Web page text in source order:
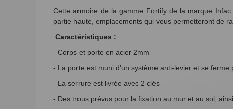
Cette armoire de la gamme Fortify de la marque
partie haute, emplacements qui vous permetteront de
Caractéristiques :
- Corps et porte en acier 2mm
- La porte est muni d'un système anti-levier et se ferme
- La serrure est livrée avec 2 clés
- Des trous prévus pour la fixation au mur et au sol,